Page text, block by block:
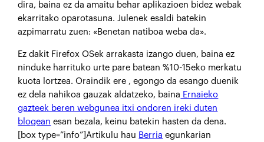
dira, baina ez da amaitu behar aplikazioen bidez webak
ekarritako oparotasuna. Julenek esaldi batekin
azpimarratu zuen: «Benetan natiboa weba da».
Ez dakit Firefox OSek arrakasta izango duen, baina ez
ninduke harrituko urte pare batean %10-15eko merkatu
kuota lortzea. Oraindik ere , egongo da esango duenik
ez dela nahikoa gauzak aldatzeko, baina Ernaieko
gazteek beren webgunea itxi ondoren ireki duten
blogean esan bezala, keinu batekin hasten da dena.
[box type=”info”]Artikulu hau Berria egunkarian